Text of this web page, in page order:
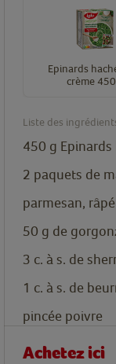
Epinards
crème
Liste des
450 g
2 paquets de
parmesan, râpé
50 g de
3 c. à s. de
1 c. à s. de
pincée poivre
Achetez ici